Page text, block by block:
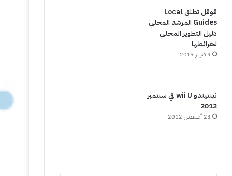
قوقل تطلق Local
Guides المرشد المحلي
دليل التطوير المحلي
لخرائطها
9 فبراير 2015
نينتيندو wii U في سبتمبر
2012
23 أغسطس 2012